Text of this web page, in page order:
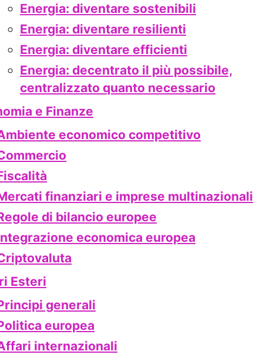
Energia: diventare sostenibili
Energia: diventare resilienti
Energia: diventare efficienti
Energia: decentrato il più possibile,
centralizzato quanto necessario
e Finanze
economico competitivo
finanziari e imprese multinazionali
di bilancio europee
economica europea
Esteri
generali
europea
internazionali